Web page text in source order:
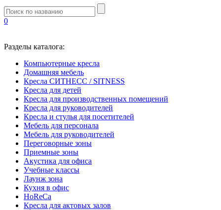
0
Разделы каталога:
Компьютерные кресла
Домашняя мебель
Кресла СИТНЕСС / SITNESS
Кресла для детей
Кресла для производственных помещений
Кресла для руководителей
Кресла и стулья для посетителей
Мебель для персонала
Мебель для руководителей
Переговорные зоны
Приемные зоны
Акустика для офиса
Учебные классы
Лаунж зона
Кухня в офис
HoReCa
Кресла для актовых залов